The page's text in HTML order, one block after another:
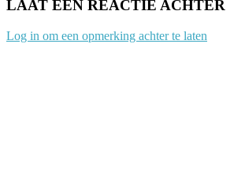
LAAT EEN REACTIE ACHTER
Log in om een opmerking achter te laten